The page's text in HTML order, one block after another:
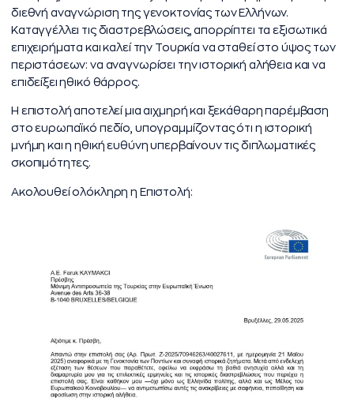
διεθνή αναγνώριση της γενοκτονίας των Ελλήνων.
Καταγγέλλει τις διαστρεβλώσεις, απορρίπτει τα εξισωτικά
επιχειρήματα και καλεί την Τουρκία να σταθεί στο ύψος των
περιστάσεων: να αναγνωρίσει την ιστορική αλήθεια και να
επιδείξει ηθικό θάρρος.
Η επιστολή αποτελεί μια αιχμηρή και ξεκάθαρη παρέμβαση
στο ευρωπαϊκό πεδίο, υπογραμμίζοντας ότι η ιστορική
μνήμη και η ηθική ευθύνη υπερβαίνουν τις διπλωματικές
σκοπιμότητες.
Ακολουθεί ολόκληρη η Επιστολή: